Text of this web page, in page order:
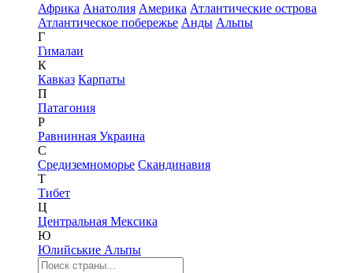
Африка Анатолия Америка Атлантические острова
Атлантическое побережье Анды Альпы
Г
Гималаи
К
Кавказ Карпаты
П
Патагония
Р
Равнинная Украина
С
Средиземноморье Скандинавия
Т
Тибет
Ц
Центральная Мексика
Ю
Юлийськие Альпы